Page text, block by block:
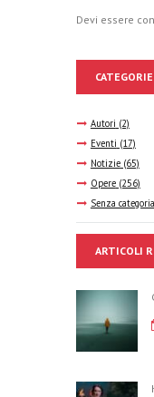
Devi essere
CATEGORIE
Autori (2)
Eventi (17)
Notizie(65)
Opere(256)
Senza categoria
ARTICOLI